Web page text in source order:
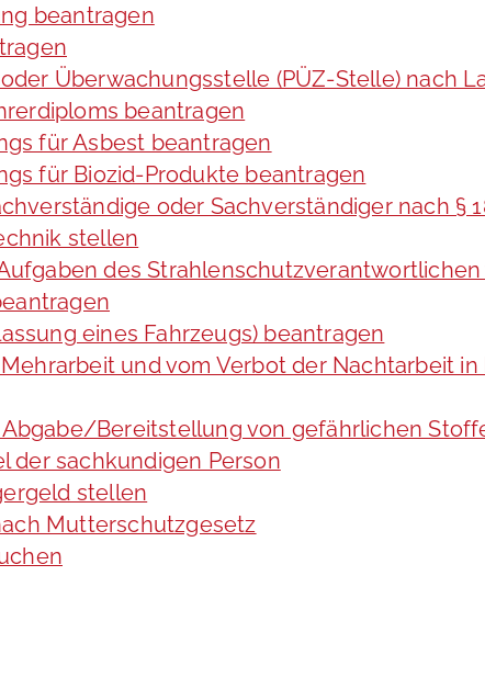
beantragen
Überwachungsstelle (PÜZ-Stelle) nach
beantragen
für Asbest beantragen
für Biozid-Produkte beantragen
oder Sachverständiger nach §
stellen
des Strahlenschutzverantwortlichen
eines Fahrzeugs) beantragen
und vom Verbot der Nachtarbeit in
Bereitstellung von gefährlichen
der sachkundigen Person
stellen
Mutterschutzgesetz